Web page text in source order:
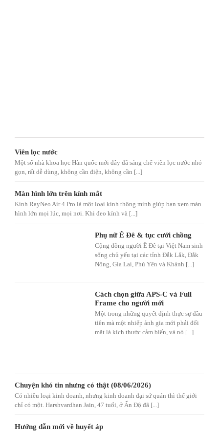
Viên lọc nước
Một số nhà khoa học Hàn quốc mới đây đã sáng chế viên lọc nước nhỏ
gọn, rất dễ dùng, không cần điện, không cần [...]
Màn hình lớn trên kính mắt
Kính RayNeo Air 4 Pro là một loại kính thông minh giúp bạn xem màn
hình lớn mọi lúc, mọi nơi. Khi đeo kính và [...]
Phụ nữ Ê Đê & tục cưới chồng
Cộng đồng người Ê Đê tại Việt Nam sinh
sống chủ yếu tại các tỉnh Đắk Lắk, Đắk
Nông, Gia Lai, Phú Yên và Khánh [...]
Cách chọn giữa APS-C và Full
Frame cho người mới
Một trong những quyết định thực sự đầu
tiên mà một nhiếp ảnh gia mới phải đối
mặt là kích thước cảm biến, và nó [...]
Chuyện khó tin nhưng có thật (08/06/2026)
Có nhiều loại kinh doanh, nhưng kinh doanh đại sứ quán thì thế giới
chỉ có một. Harshvardhan Jain, 47 tuổi, ở Ấn Độ đã [...]
Hướng dẫn mới về huyết áp